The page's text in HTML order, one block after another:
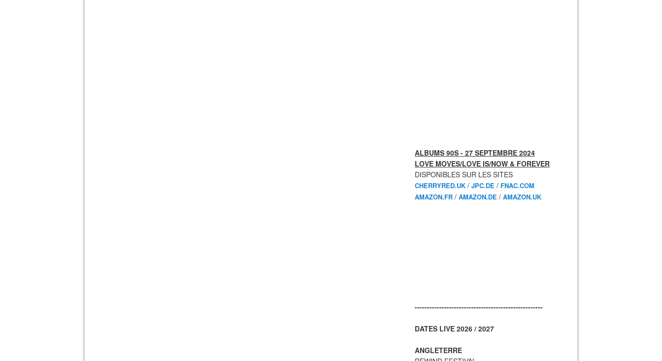
ALBUMS 90S - 27 SEPTEMBRE 2024
LOVE MOVES/LOVE IS/NOW & FOREVER
DISPONIBLES SUR LES SITES
CHERRYRED.UK / JPC.DE / FNAC.COM
AMAZON.FR / AMAZON.DE / AMAZON.UK
----------------------------------------------------
DATES LIVE 2026 / 2027
ANGLETERRE